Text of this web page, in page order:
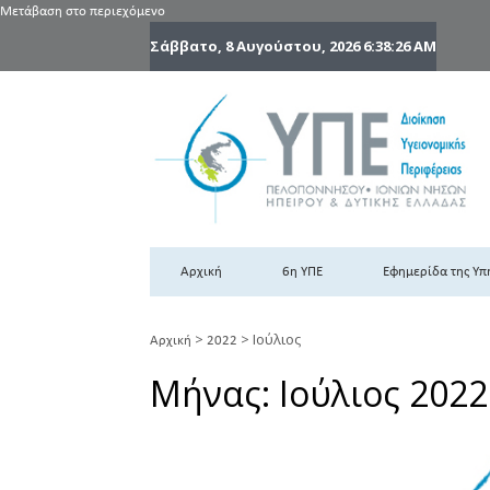
Μετάβαση στο περιεχόμενο
Σάββατο, 8 Αυγούστου, 20266:38:27 AM
Αρχική 6η ΥΠΕ Εφημερίδα της
Αρχική > 2022 > Ιούλιος
Μήνας: Ιούλιος 2022